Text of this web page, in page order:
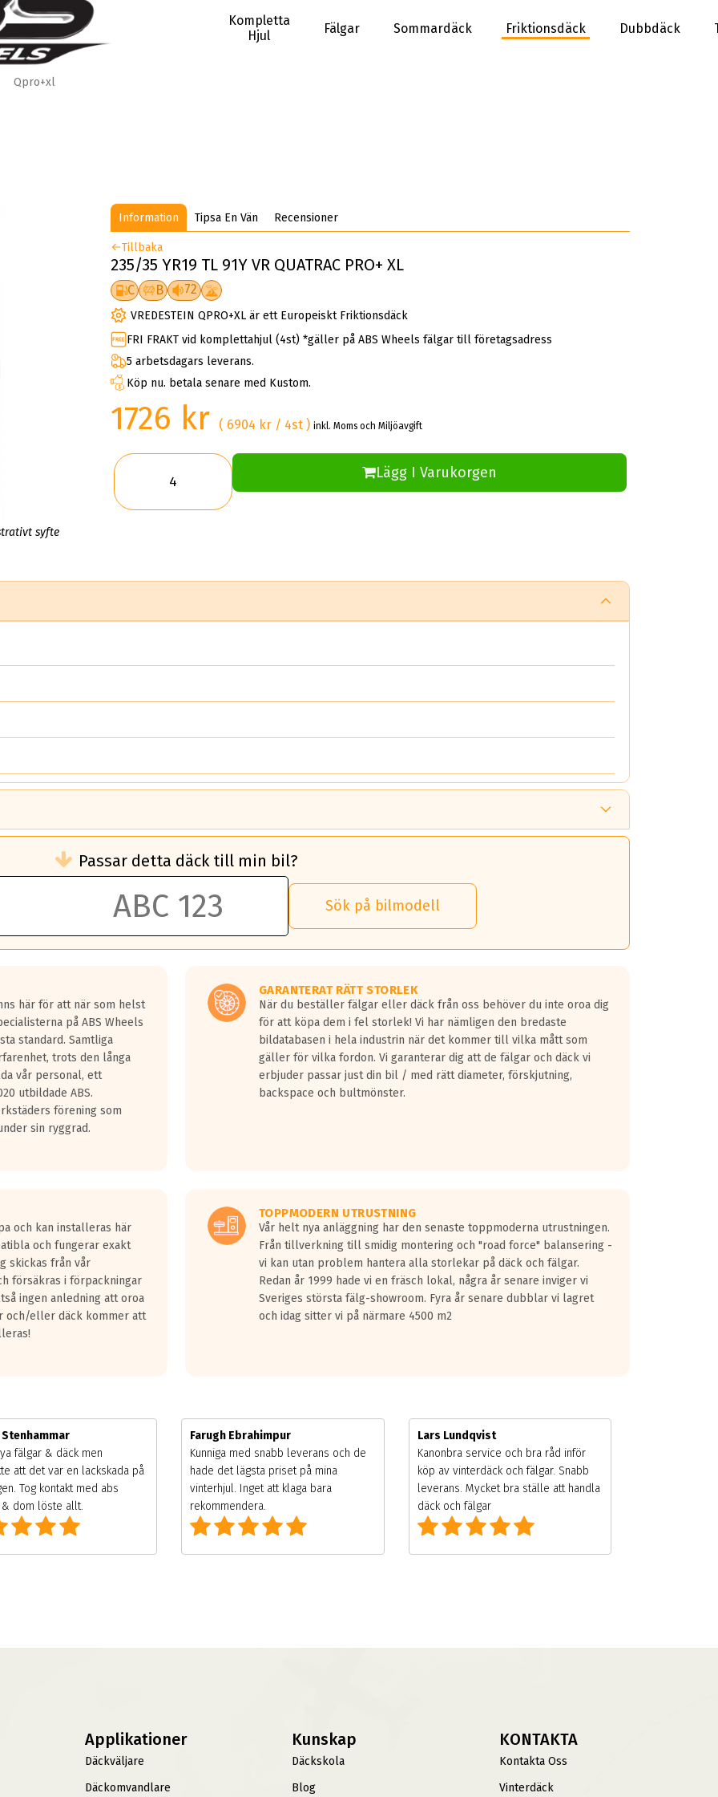
Kompletta
Hjul
Fälgar Sommardäck Friktionsdäck Dubbdäck
Qpro+xl
syfte
Information Tipsa En Vän Recensioner
Tillbaka
235/35 YR19 TL 91Y VR QUATRAC PRO+ XL
C B 72
VREDESTEIN QPRO+XL är ett Europeiskt Friktionsdäck
FRI FRAKT vid komplettahjul (4st) *gäller på ABS Wheels fälgar till företagsadress
5 arbetsdagars leverans.
Köp nu. betala senare med Kustom.
1726 kr ( 6904 kr / 4st )inkl. Moms och Miljöavgift
Lägg I Varukorgen
än ett klass G däck.
50 liter bränsle med ett klass A däck gentemot ett klass G däck.
vilken rutt du kör, samt vilken körstil du använder.
lastbilar.
på en väg där det ligger 0.5-1.5 mm vatten.
fyra billängder( ca 18meter) mellan däck med betyg A gentemot
överträffa motorljudet.
ett däck med vågar. Hög bullernivå markeras med svarta vågor
kraven som finns i dagsläget, men är inte längre tillåtna enligt nya
Passar detta däck till min bil?
Sök på bilmodell
här för att när som helst
på ABS Wheels
standard. Samtliga
trots den långa
vår personal, ett
utbildade ABS.
förening som
sin ryggrad.
GARANTERAT RÄTT STORLEK
När du beställer fälgar eller däck från oss behöver du inte oroa dig
för att köpa dem i fel storlek! Vi har nämligen den bredaste
bildatabasen i hela industrin när det kommer till vilka mått som
gäller för vilka fordon. Vi garanterar dig att de fälgar och däck vi
erbjuder passar just din bil / med rätt diameter, förskjutning,
backspace och bultmönster.
och kan installeras här
och fungerar exakt
skickas från vår
försäkras i förpackningar
ingen anledning att oroa
och/eller däck kommer att
TOPPMODERN UTRUSTNING
Vår helt nya anläggning har den senaste toppmoderna utrustningen.
Från tillverkning till smidig montering och "road force" balansering -
vi kan utan problem hantera alla storlekar på däck och fälgar.
Redan år 1999 hade vi en fräsch lokal, några år senare inviger vi
Sveriges största fälg-showroom. Fyra år senare dubblar vi lagret
och idag sitter vi på närmare 4500 m2
Stenhammar
fälgar & däck men
att det var en lackskada på
Tog kontakt med abs
dom löste allt.
Farugh Ebrahimpur
Kunniga med snabb leverans och de
hade det lägsta priset på mina
vinterhjul. Inget att klaga bara
rekommendera.
Lars Lundqvist
Kanonbra service och bra råd inför
köp av vinterdäck och fälgar. Snabb
leverans. Mycket bra ställe att handla
däck och fälgar
Applikationer
Däckväljare
Däckomvandlare
Kunskap
Däckskola
Blog
KONTAKTA
Kontakta Oss
Vinterdäck